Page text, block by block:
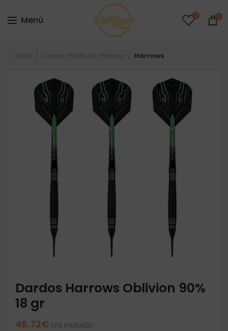
Menú 0 0
Inicio Dardos Punta de Plástico Harrows
Dardos Harrows Oblivion 90%
18 gr
46,72€ Iva incluido